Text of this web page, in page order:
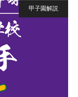
甲子園解説